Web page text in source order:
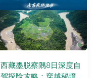
西藏墨脱察隅8日深度自